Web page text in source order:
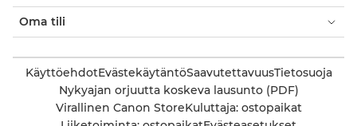
Oma tili
KäyttöehdotEvästekäytäntöSaavutettavuusTietosuoja
Nykyajan orjuutta koskeva lausunto (PDF)
Virallinen Canon StoreKuluttaja: ostopaikat